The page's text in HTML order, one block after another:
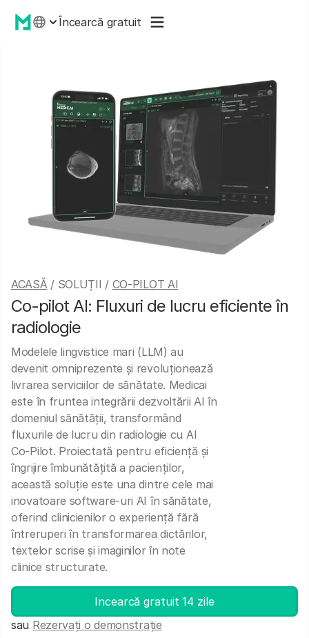
Încearcă gratuit
ACASĂ/ SOLUȚII / CO-PILOT AI
Co-pilot AI: Fluxuri de lucru eficiente în
radiologie
Modelele lingvistice mari (LLM) au
devenit omniprezente și revoluționează
livrarea serviciilor de sănătate. Medicai
este în fruntea integrării dezvoltării AI în
domeniul sănătății, transformând
fluxurile de lucru din radiologie cu AI
Co-Pilot. Proiectată pentru eficiență și
îngrijire îmbunătățită a pacienților,
această soluție este una dintre cele mai
inovatoare software-uri AI în sănătate,
oferind clinicienilor o experiență fără
întreruperi în transformarea dictărilor,
textelor scrise și imaginilor în note
clinice structurate.
Incearcă gratuit 14 zile
sau Rezervați o demonstrație